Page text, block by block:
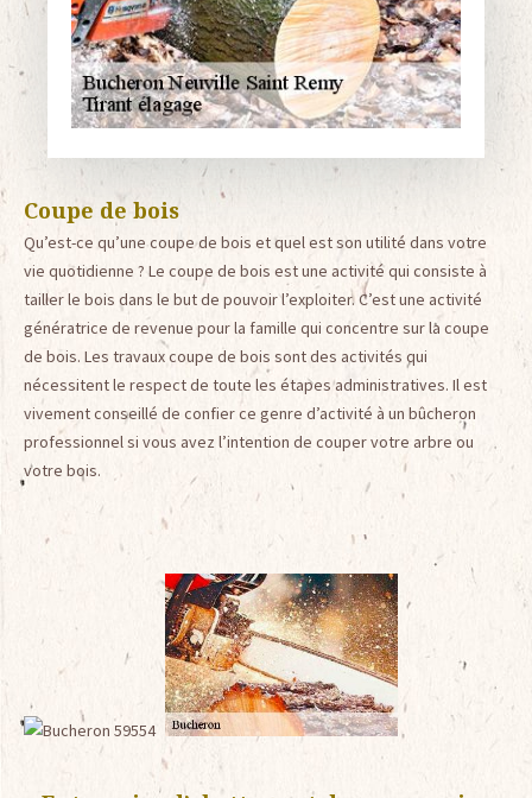
Coupe de bois
Qu’est-ce qu’une coupe de bois et quel est son utilité dans votre
vie quotidienne ? Le coupe de bois est une activité qui consiste à
tailler le bois dans le but de pouvoir l’exploiter. C’est une activité
génératrice de revenue pour la famille qui concentre sur la coupe
de bois. Les travaux coupe de bois sont des activités qui
nécessitent le respect de toute les étapes administratives. Il est
vivement conseillé de confier ce genre d’activité à un bûcheron
professionnel si vous avez l’intention de couper votre arbre ou
votre bois.